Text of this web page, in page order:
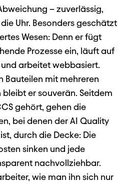
– zuverlässig,
Uhr. Besonders geschätzt
Wesen: Denn er fügt
Prozesse ein, läuft auf
arbeitet webbasiert.
Bauteilen mit mehreren
er souverän. Seitdem
gehört, gehen die
bei denen der AI Quality
durch die Decke: Die
sinken und jede
nachvollziehbar.
wie man ihn sich nur